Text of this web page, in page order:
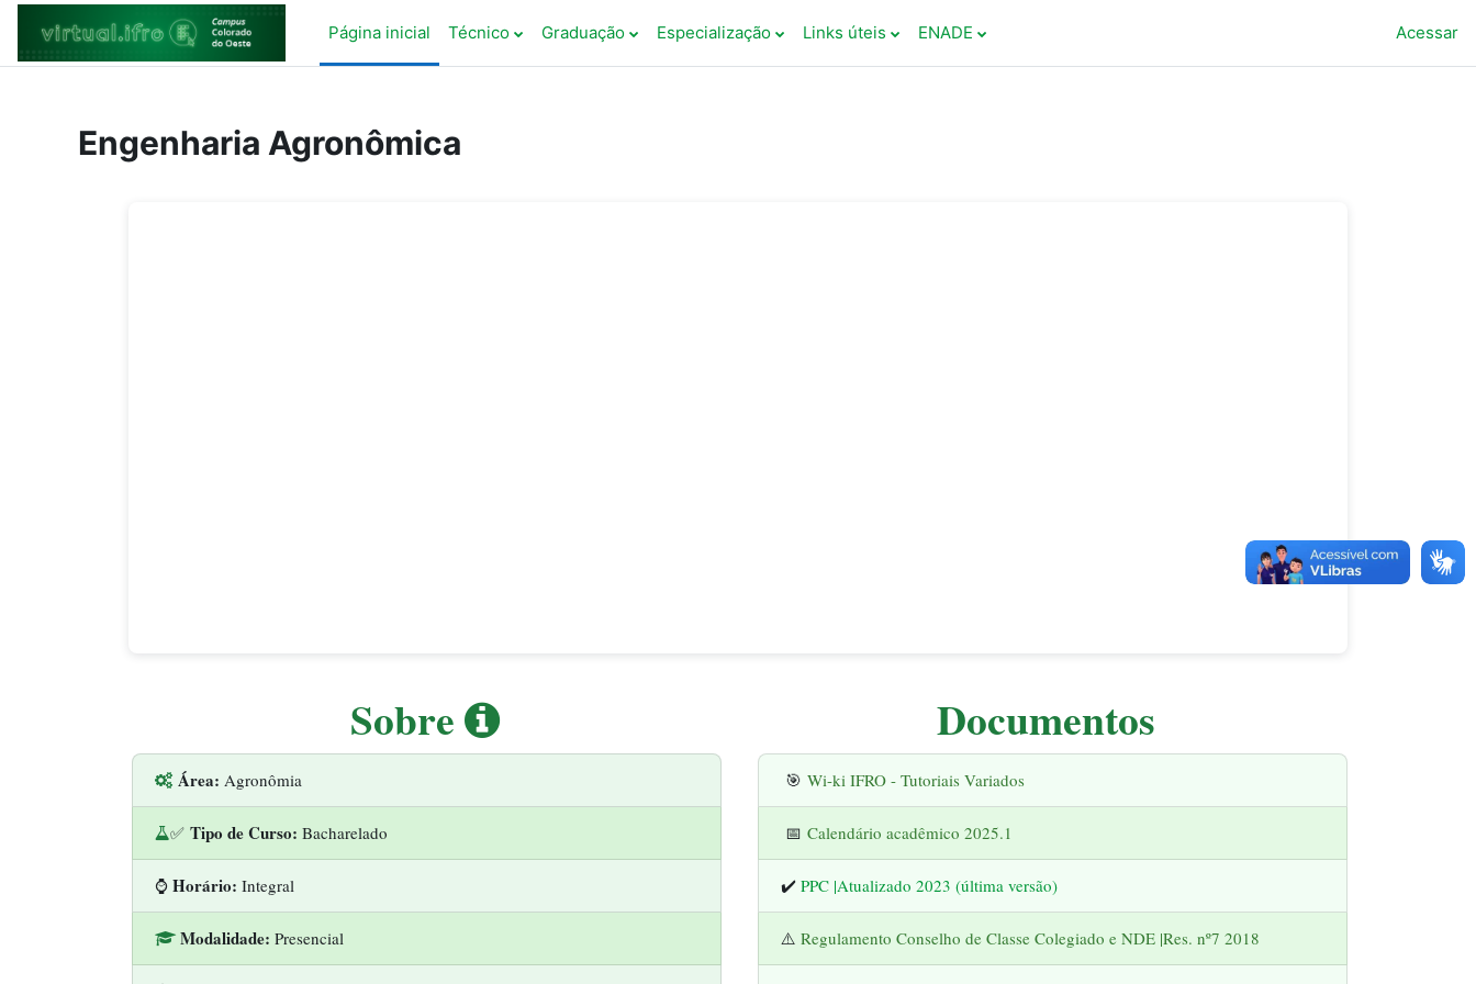
Ir para o conteúdo principal
Página inicial
Técnico Graduação Especialização Links úteis ENADE Acessar
Engenharia Agronômica
Sobre
Área: Agronômia
✅Tipo de Curso: Bacharelado
⌚Horário: Integral
Modalidade: Presencial
Documentos
🎯Wi-ki IFRO - Tutoriais Variados
📅Calendário acadêmico 2025.1
✔️PPC |Atualizado 2023 (última versão)
⚠️Regulamento Conselho de Classe Colegiado e NDE |Res. nº7 2018